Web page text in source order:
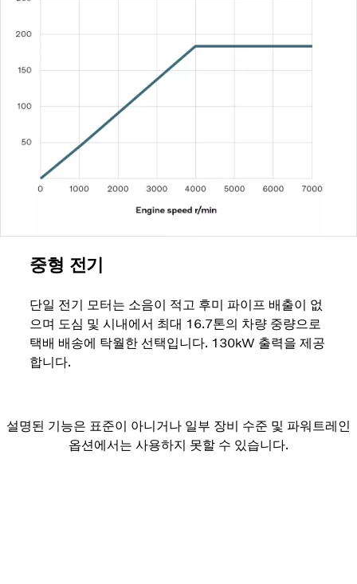
중형 전기
단일 전기 모터는 소음이 적고 후미 파이프 배출이 없
으며 도심 및 시내에서 최대 16.7톤의 차량 중량으로
택배 배송에 탁월한 선택입니다. 130kW 출력을 제공
합니다.
설명된 기능은 표준이 아니거나 일부 장비 수준 및 파워트레인
옵션에서는 사용하지 못할 수 있습니다.